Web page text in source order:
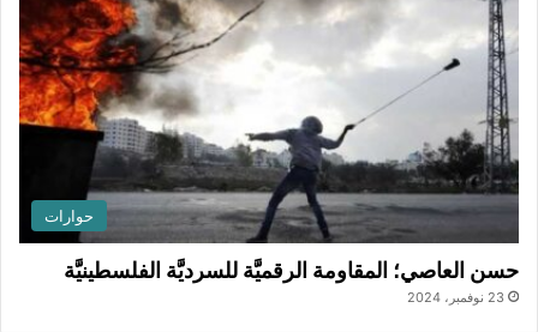
حوارات
حسن العاصي؛ المقاومة الرقميَّة للسرديَّة الفلسطينيَّة
23 نوفمبر، 2024